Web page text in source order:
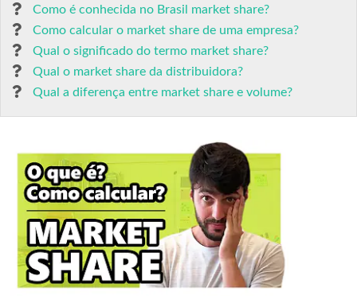
Como é conhecida no Brasil market share?
Como calcular o market share de uma empresa?
Qual o significado do termo market share?
Qual o market share da distribuidora?
Qual a diferença entre market share e volume?